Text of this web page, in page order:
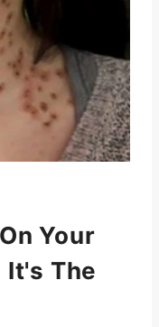
Your
It's The